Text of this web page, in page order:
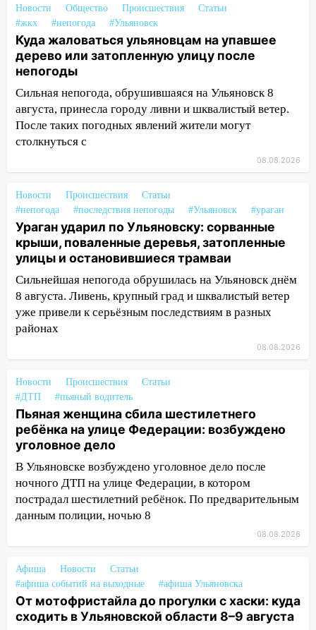
09:41
Диана Шурыгина уверовала в
Бога в СИЗО
09:35 В Ульяновске директора фирмы
будут судить за неуплату налогов на 48
млн рублей
08:22 Подросток на питбайке сбил
велосипедистку: пострадали двое
07:20 Жара возвращается: ожидается
06:00
Под Ульяновском при развороте
пострадал 38-летний водитель
иномарки
05:00 «Каждая пятая женщина и каждый
второй мужчина в мире сталкиваются с
алопецией»: врач рассказал, чем может
быть вызвано облысение и как с этим
справиться
03:30
принесет прилив творческой энергии и
ошибки
06.08.2026
23:20 Прогноз погоды на 7 августа в
Ульяновской области
20:04 Ульяновцев приглашают на забег,
посвящённый Дню воздушного флота
России
19:12
В Ульяновской области
сотрудник
18:02 В Ульяновск едут звезды
баскетбола!
Новости Общество Происшествия
Статьи
#жкх
#непогода #Ульяновск
Куда жаловаться ульяновцам на упавшее
дерево или затопленную улицу после
непогоды
Сильная непогода, обрушившаяся на Ульяновск 8
августа, принесла городу ливни и шквалистый ветер.
После таких погодных явлений жители могут
столкнуться с
08.08.2026
Новости Происшествия
Статьи
#непогода
#последствия непогоды #Ульяновск #ураган
Ураган ударил по Ульяновску: сорванные
крыши, поваленные деревья, затопленные
улицы и остановившиеся трамваи
Сильнейшая непогода обрушилась на Ульяновск днём
8 августа. Ливень, крупный град и шквалистый ветер
уже привели к серьёзным последствиям в разных
районах
08.08.2026
Новости Происшествия
Статьи
#ДТП
#пьяный водитель
Пьяная женщина сбила шестилетнего
ребёнка на улице Федерации: возбуждено
уголовное дело
В Ульяновске возбуждено уголовное дело после
ночного ДТП на улице Федерации, в котором
пострадал шестилетний ребёнок. По предварительным
данным полиции, ночью 8
08.08.2026
Афиша Новости
Статьи
#афиша событий на выходные
#афиша Ульяновска
От мотофристайла до прогулки с хаски: куда
сходить в Ульяновской области 8–9 августа